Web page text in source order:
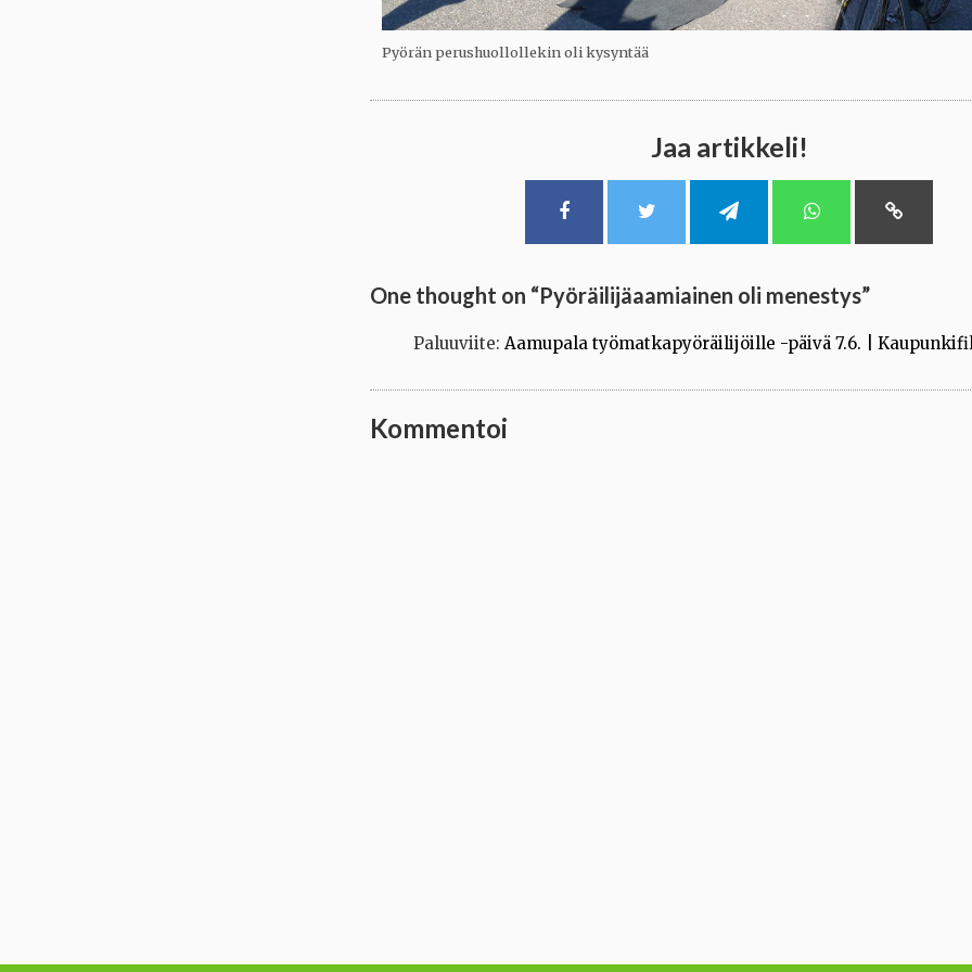
Pyörän perushuollollekin oli kysyntää
Jaa artikkeli!
One thought on “Pyöräilijäaamiainen oli menestys”
Paluuviite: Aamupala työmatkapyöräilijöille -päivä 7.6. |
Kommentoi